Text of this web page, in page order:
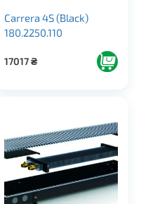
Carrera 4S (Black)
180.2250.110
17017₴